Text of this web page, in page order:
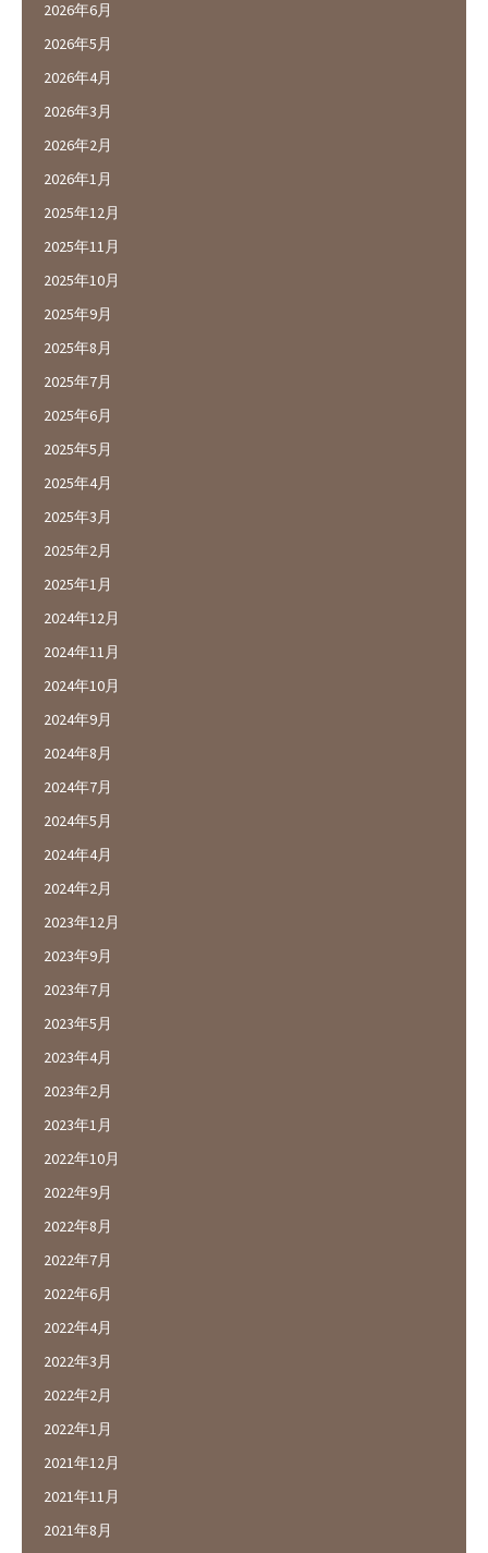
2026年6月
2026年5月
2026年4月
2026年3月
2026年2月
2026年1月
2025年12月
2025年11月
2025年10月
2025年9月
2025年8月
2025年7月
2025年6月
2025年5月
2025年4月
2025年3月
2025年2月
2025年1月
2024年12月
2024年11月
2024年10月
2024年9月
2024年8月
2024年7月
2024年5月
2024年4月
2024年2月
2023年12月
2023年9月
2023年7月
2023年5月
2023年4月
2023年2月
2023年1月
2022年10月
2022年9月
2022年8月
2022年7月
2022年6月
2022年4月
2022年3月
2022年2月
2022年1月
2021年12月
2021年11月
2021年8月